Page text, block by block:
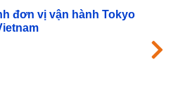
đơn vị vận hành Tokyo